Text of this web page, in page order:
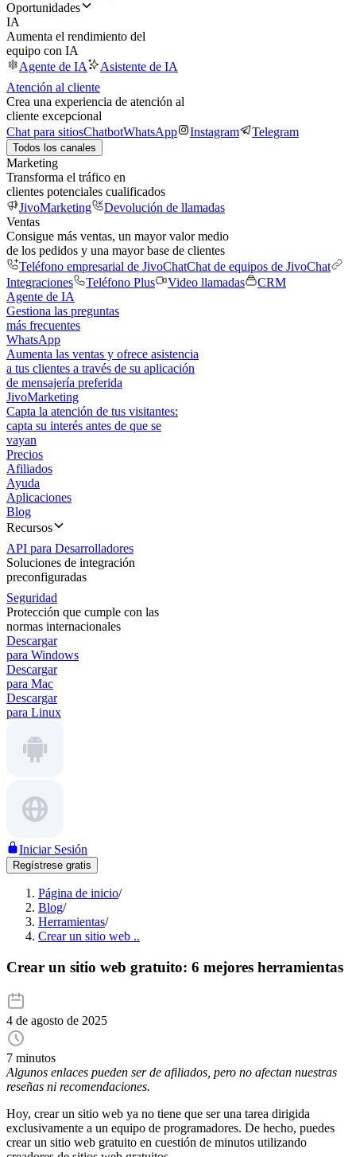
Oportunidades
IA
Aumenta el rendimiento del
equipo con IA
Agente de IA
Asistente de IA
Atención al cliente
Crea una experiencia de atención al
cliente excepcional
Chat para sitiosChatbotWhatsApp Instagram Telegram
Todos los canales
Marketing
Transforma el tráfico en
clientes potenciales cualificados
JivoMarketing
Devolución de llamadas
Ventas
Consigue más ventas, un mayor valor medio
de los pedidos y una mayor base de clientes
Teléfono empresarial de JivoChatChat de equipos de JivoChat
Integraciones
Teléfono Plus Video llamadas
CRM
Agente de IA
Gestiona las preguntas
más frecuentes
WhatsApp
Aumenta las ventas y ofrece asistencia
a tus clientes a través de su aplicación
de mensajería preferida
JivoMarketing
Capta la atención de tus visitantes:
capta su interés antes de que se
vayan
Precios
Afiliados
Ayuda
Aplicaciones
Blog
Recursos
API para Desarrolladores
Soluciones de integración
preconfiguradas
Seguridad
Protección que cumple con las
normas internacionales
Descargar
para Windows
Descargar
para Mac
Descargar
para Linux
Iniciar Sesión
Regístrese gratis
Página de inicio/
Blog/
Herramientas/
Crear un sitio web ..
Crear un sitio web gratuito: 6 mejores herramientas
4 de agosto de 2025
7 minutos
Algunos enlaces pueden ser de afiliados, pero no afectan nuestras
reseñas ni recomendaciones.
Hoy, crear un sitio web ya no tiene que ser una tarea dirigida
exclusivamente a un equipo de programadores. De hecho, puedes
crear un sitio web gratuito en cuestión de minutos utilizando